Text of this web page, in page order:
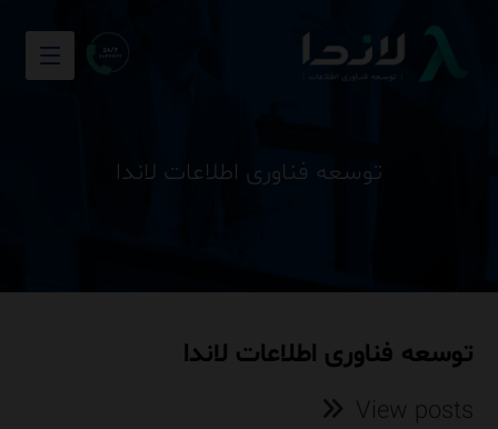
توسعه فناوری اطلاعات لاندا
توسعه فناوری اطلاعات لاندا
View posts